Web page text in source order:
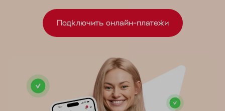
Подключить онлайн-платежи